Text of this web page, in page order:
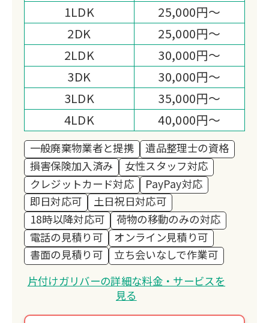
1LDK
25,000円～
2DK
25,000円～
2LDK
30,000円～
3DK
30,000円～
3LDK
35,000円～
4LDK
40,000円～
一般廃棄物業者と提携
遺品整理士の資格
損害保険加入済み
女性スタッフ対応
クレジットカード対応
PayPay対応
即日対応可
土日祝日対応可
18時以降対応可
荷物の移動のみの対応
電話の見積り可
オンライン見積り可
書面の見積り可
立ち会いなしで作業可
片付けガリバーの詳細な料金・サービスを
見る